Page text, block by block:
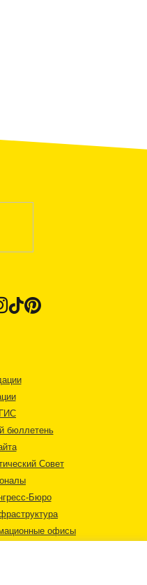
бюллетень
Совет
Бюро
офисы